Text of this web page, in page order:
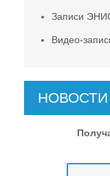
Записи
Видео-